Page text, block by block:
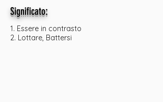
Significato:
1. Essere in contrasto
2. Lottare, Battersi